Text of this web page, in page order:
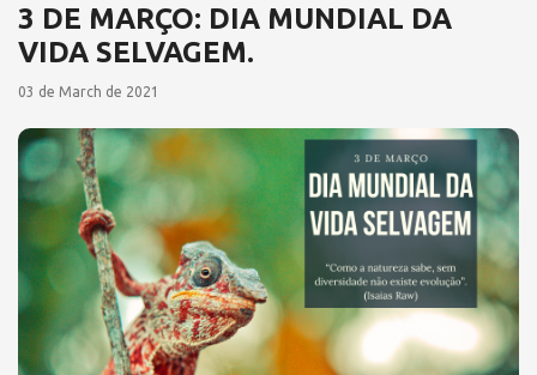
3 DE MARÇO: DIA MUNDIAL DA
VIDA SELVAGEM.
03 de March de 2021